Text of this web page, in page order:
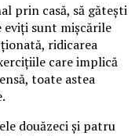
prin casă, să gătești
eviți sunt mișcările
ridicarea
care implică
toate astea
douăzeci și patru